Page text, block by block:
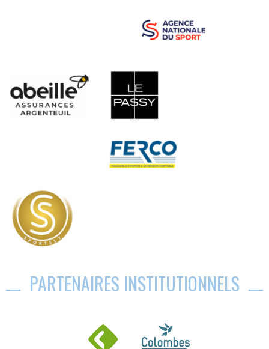
PARTENAIRES INSTITUTIONNELS